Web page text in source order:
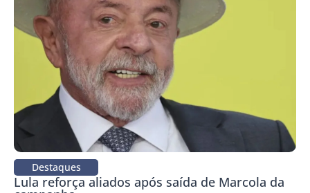
Destaques
Lula reforça aliados após saída de Marcola da